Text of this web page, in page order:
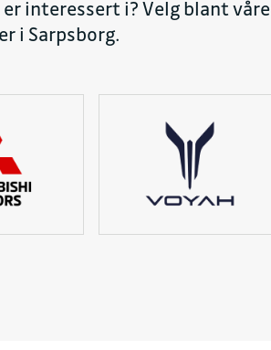
interessert i? Velg blant våre
i Sarpsborg.